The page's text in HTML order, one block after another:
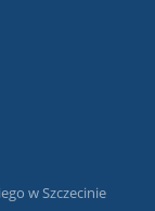
w Szczecinie